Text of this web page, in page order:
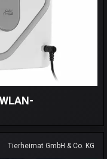
Tierheimat GmbH & Co. KG